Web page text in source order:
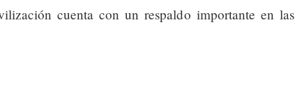
cuenta con un respaldo importante en las